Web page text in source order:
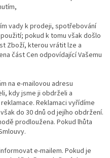
vady k prodeji, spotřebování
pokud k tomu však došlo
Zboží, kterou vrátit lze a
část Cen odpovídající Vašemu
na e-mailovou adresu
kdy jsme ji obdrželi a
Reklamaci vyřídíme
do 30 dnů od jejího obdržení.
prodloužena. Pokud lhůta
e-mailem. Pokud je